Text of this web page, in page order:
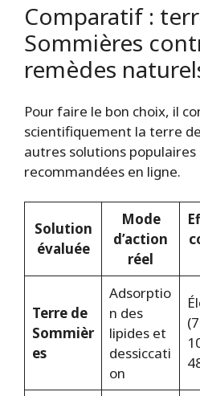
Comparatif :
Sommières
remèdes
Pour faire le bon choix, il
scientifiquement la terre
autres solutions populaires
recommandées en ligne.
Solution
évaluée
Mode
d’action
réel
Terre de
Sommièr
es
Adsorptio
n des
lipides et
dessiccati
on